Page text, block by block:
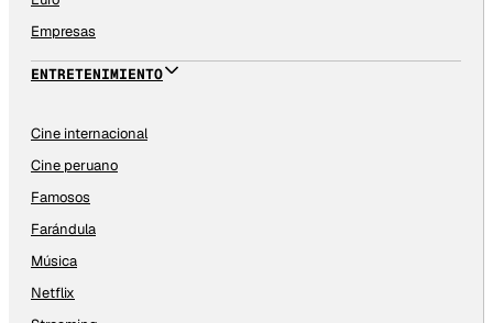
Empresas
ENTRETENIMIENTO
Cine internacional
Cine peruano
Famosos
Farándula
Música
Netflix